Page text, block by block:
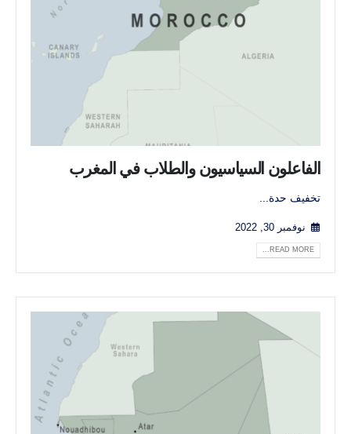
الفاعلون السياسيون والطلاب في المغرب
تخفيف حدة...
نوفمبر 30, 2022
READ MORE...